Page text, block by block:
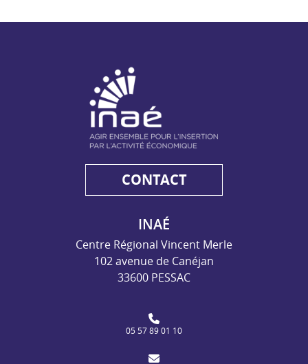
- Agir ensemble pour l'insertion par l'activité
CONTACT
INAÉ
Centre Régional Vincent Merle
102 avenue de Canéjan
33600 PESSAC
05 57 89 01 10